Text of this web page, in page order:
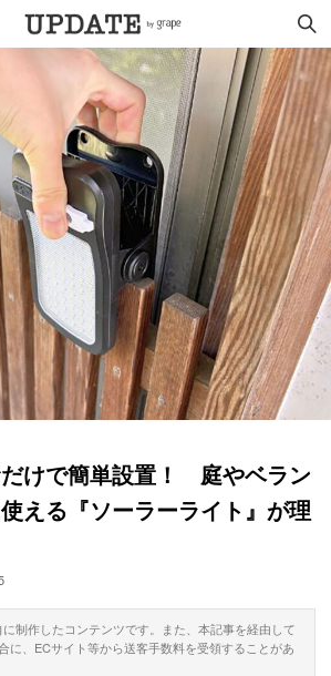
けで簡単設置！ 庭やベラン
える『ソーラーライト』が理
制作したコンテンツです。また、本記事を経由して
に、ECサイト等から送客手数料を受領することがあ